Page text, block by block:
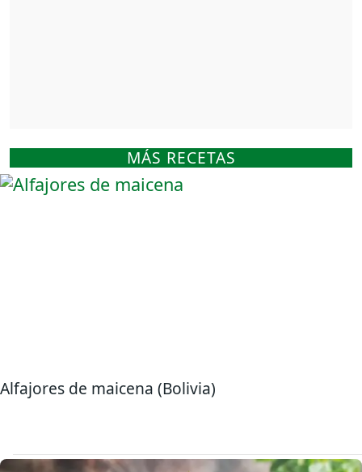
MÁS RECETAS
Alfajores de maicena (Bolivia)